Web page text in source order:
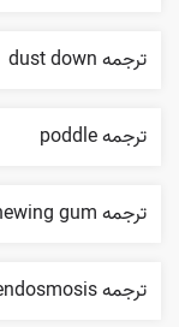
ترجمه dust down
ترجمه poddle
ترجمه chewing gum
ترجمه endosmosis